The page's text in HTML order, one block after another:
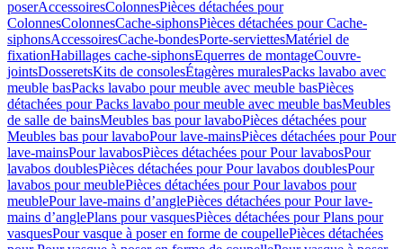
poserAccessoiresColonnesPièces détachées pour
ColonnesColonnesCache-siphonsPièces détachées pour Cache-
siphonsAccessoiresCache-bondesPorte-serviettesMatériel de
fixationHabillages cache-siphonsEquerres de montageCouvre-
jointsDosseretsKits de consolesÉtagères muralesPacks lavabo avec
meuble basPacks lavabo pour meuble avec meuble basPièces
détachées pour Packs lavabo pour meuble avec meuble basMeubles
de salle de bainsMeubles bas pour lavaboPièces détachées pour
Meubles bas pour lavaboPour lave-mainsPièces détachées pour Pour
lave-mainsPour lavabosPièces détachées pour Pour lavabosPour
lavabos doublesPièces détachées pour Pour lavabos doublesPour
lavabos pour meublePièces détachées pour Pour lavabos pour
meublePour lave-mains d’anglePièces détachées pour Pour lave-
mains d’anglePlans pour vasquesPièces détachées pour Plans pour
vasquesPour vasque à poser en forme de coupellePièces détachées